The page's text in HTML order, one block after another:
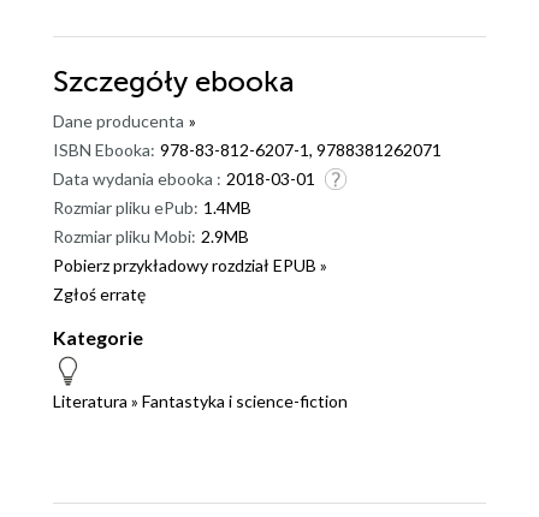
Szczegóły ebooka
Dane producenta »
ISBN Ebooka: 978-83-812-6207-1, 9788381262071
Data wydania ebooka : 2018-03-01
Rozmiar pliku ePub: 1.4MB
Rozmiar pliku Mobi: 2.9MB
Pobierz przykładowy rozdział EPUB »
Zgłoś erratę
Kategorie
Literatura » Fantastyka i science-fiction